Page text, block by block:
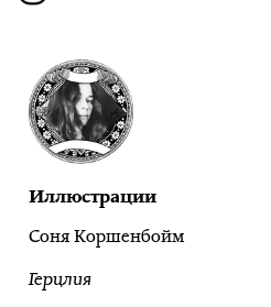
Иллюстрации
Соня Коршенбойм
Герцлия